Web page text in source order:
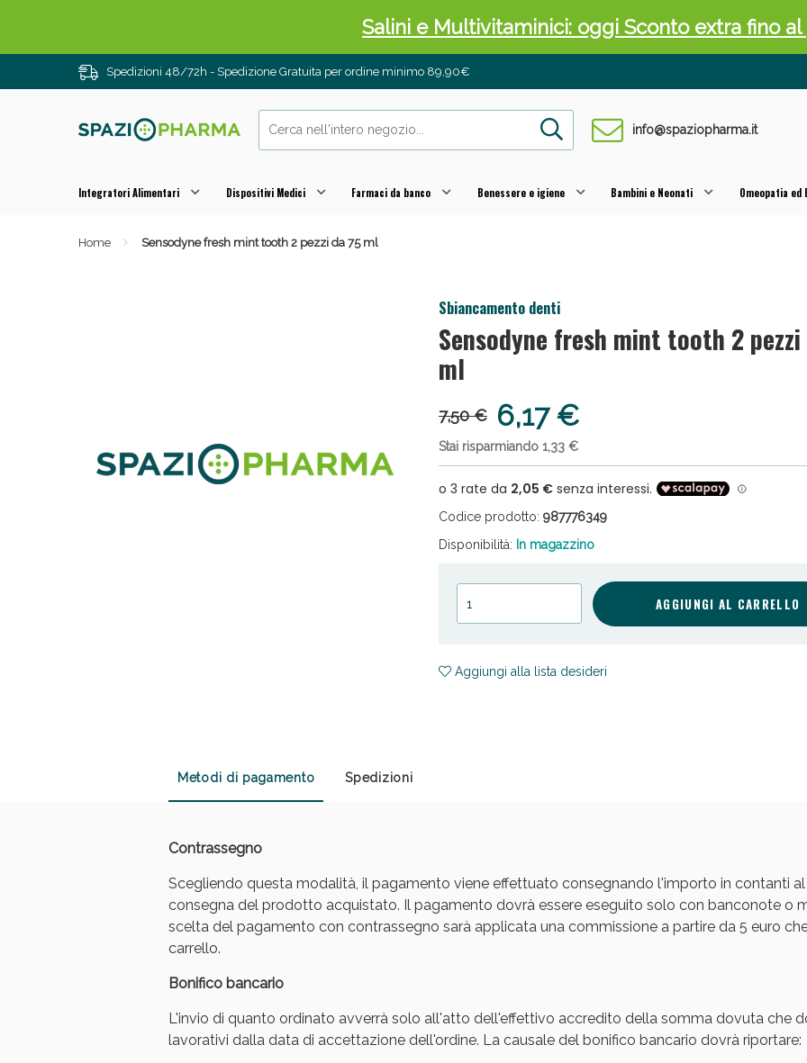
Spedizioni 48/72h - Spedizione Gratuita per ordine minimo 89,90€
info@spaziopharma.it
Integratori Alimentari Dispositivi Medici Farmaci da banco Benessere e igiene Bambini e Neonati Omeopatia
Home Sensodyne fresh mint tooth 2 pezzi da 75 ml
Sbiancamento denti
Sensodyne fresh mint tooth 2 pezzi
ml
7,50 € 6,17 €
Stai risparmiando 1,33 €
Codice prodotto: 987776349
Disponibilità: In magazzino
AGGIUNGI AL CARRELLO
Aggiungi alla lista desideri
Metodi di pagamento Spedizioni
Contrassegno
Scegliendo questa modalità, il pagamento viene effettuato consegnando l'importo in contanti
consegna del prodotto acquistato. Il pagamento dovrà essere eseguito solo con banconote o
scelta del pagamento con contrassegno sarà applicata una commissione a partire da 5 euro
carrello.
Bonifico bancario
L'invio di quanto ordinato avverrà solo all'atto dell'effettivo accredito della somma dovuta che
lavorativi dalla data di accettazione dell'ordine. La causale del bonifico bancario dovrà riportare:
Salini e Multivitaminici: oggi Sconto extra fino al
Anticellulite e Fanghi: Sconto fino al 40% valido